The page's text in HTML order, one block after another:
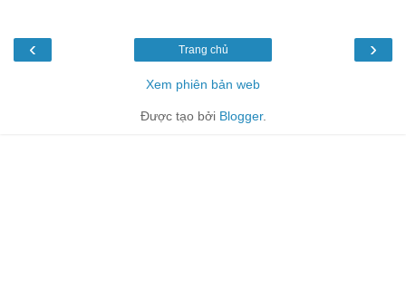
‹ ›
Trang chủ
Xem phiên bản web
Được tạo bởi Blogger.